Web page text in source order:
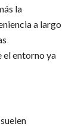
la
a largo
el entorno ya